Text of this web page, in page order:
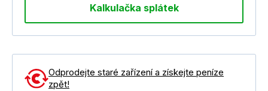
Kalkulačka splátek
Odprodejte staré zařízení a získejte peníze
zpět!